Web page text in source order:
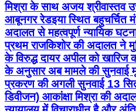
मिश्रा के साथ अजय श्रीवास्तव
आबूनगर रेडइया स्थित बहुचर्चित
अदालत से महत्वपूर्ण न्यायिक
प्रथम राजकिशोर की अदालत ने
के विरुद्ध दायर अपील को
के अनुसार अब मामले की सुनवाई
प्रकरण की अगली सुनवाई 13
डिवीजन) आकांक्षा मिश्रा की